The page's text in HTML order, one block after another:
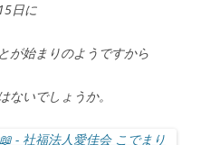
日に
が始まりのようですから
ないでしょうか。